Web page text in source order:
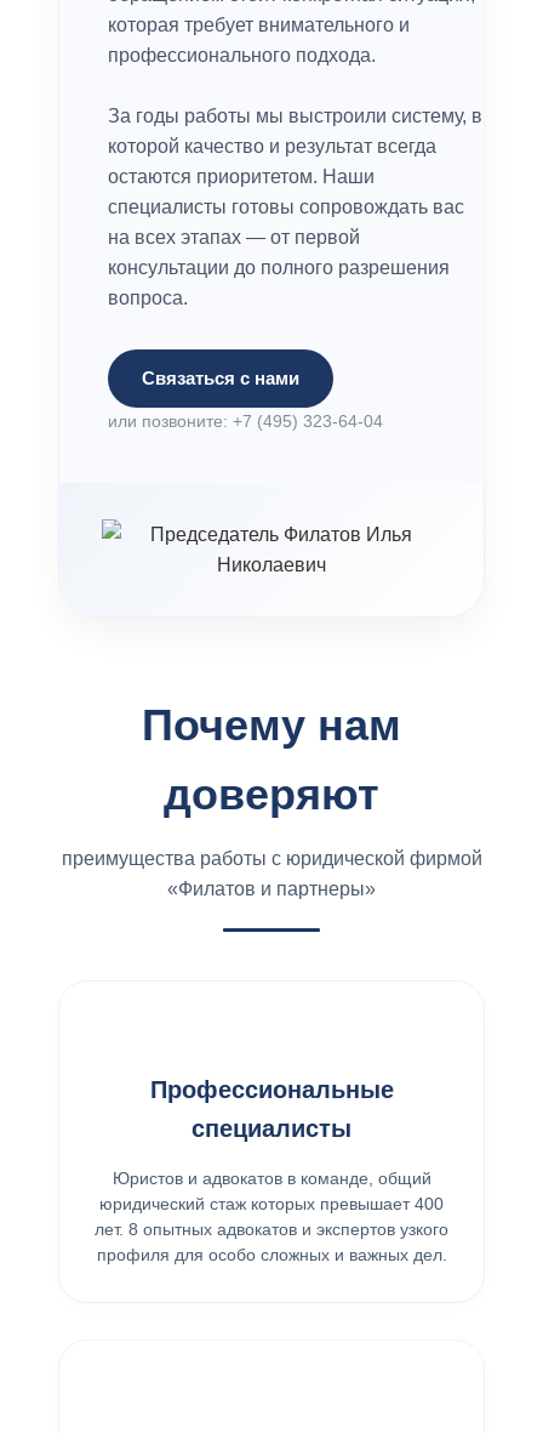
которая требует внимательного и
профессионального подхода.
За годы работы мы выстроили систему, в
которой качество и результат всегда
остаются приоритетом. Наши
специалисты готовы сопровождать вас
на всех этапах — от первой
консультации до полного разрешения
вопроса.
Связаться с нами
или позвоните: +7 (495) 323-64-04
Почему нам
доверяют
преимущества работы с юридической фирмой
«Филатов и партнеры»
Профессиональные
специалисты
Юристов и адвокатов в команде, общий
юридический стаж которых превышает 400
лет. 8 опытных адвокатов и экспертов узкого
профиля для особо сложных и важных дел.